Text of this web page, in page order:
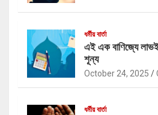
ধর্মীয় বার্তা
এই এক বাণিজ্যে
শূন্য
October 24, 2025
ধর্মীয় বার্তা